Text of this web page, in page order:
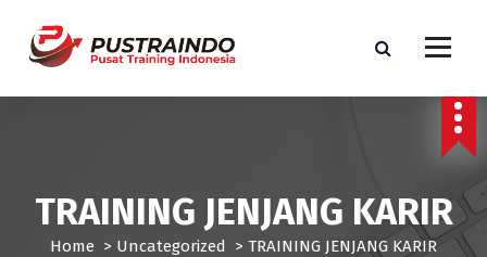
TRAINING JENJANG KARIR
Home > Uncategorized > TRAINING JENJANG KARIR